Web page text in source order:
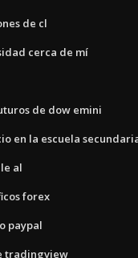
de cl
cerca de mí
de dow emini
en la escuela
al
forex
paypal
tradingview